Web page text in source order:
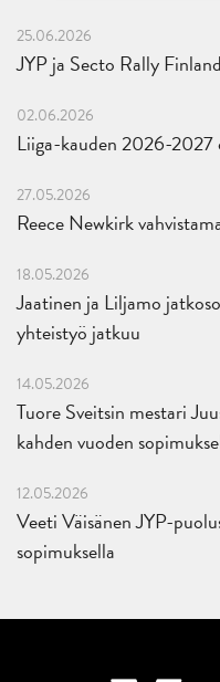
25.06.2026
JYP ja Secto Rally
02.06.2026
Liiga-kauden 2026-
27.05.2026
Reece Newkirk
18.05.2026
Jaatinen ja Liljamo
yhteistyö jatkuu
14.05.2026
Tuore Sveitsin mestari
kahden vuoden
12.05.2026
Veeti Väisänen JYP-
sopimuksella